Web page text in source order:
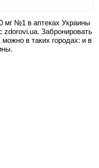
мг №1 в аптеках Украины
zdorovi.ua. Забронировать
в таких городах: и в